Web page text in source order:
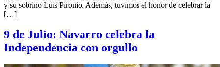
y su sobrino Luis Pironio. Además, tuvimos el honor de celebrar la
[…]
9 de Julio: Navarro celebra la
Independencia con orgullo